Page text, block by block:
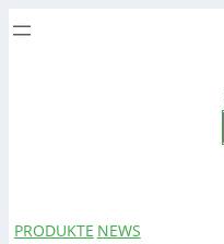
PRODUKTE NEWS